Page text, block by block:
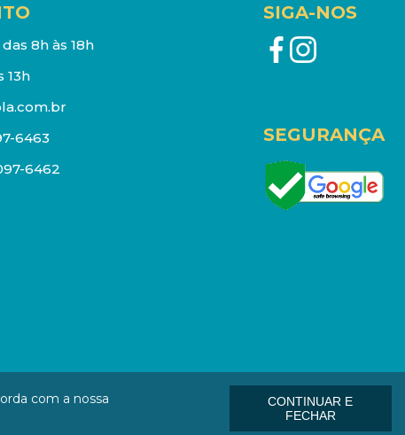
8h às 18h
13h
6463
6462
SIGA-NOS
SEGURANÇA
01006-000
com a nossa
CONTINUAR E
FECHAR